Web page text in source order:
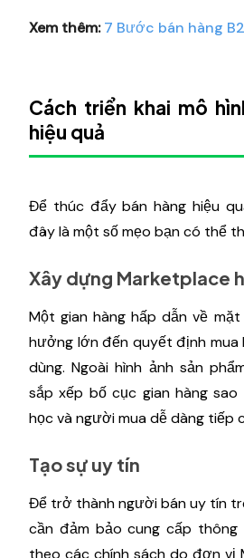
Xem thêm: 7 Bước bán hàng
Cách triển khai mô
hiệu quả
Để thúc đẩy bán hàng hiệu
đây là một số mẹo bạn có thể
Xây dựng Marketplace
Một gian hàng hấp dẫn về
hưởng lớn đến quyết định mua
dùng. Ngoài hình ảnh sản
sắp xếp bố cục gian hàng
học và người mua dễ dàng tiếp
Tạo sự uy tín
Để trở thành người bán uy tín
cần đảm bảo cung cấp
theo các chính sách do đơn vị